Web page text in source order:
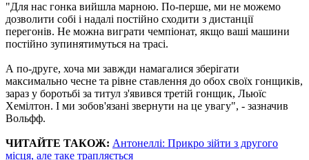
"Для нас гонка вийшла марною. По-перше, ми не можемо
дозволити собі і надалі постійно сходити з дистанції
перегонів. Не можна виграти чемпіонат, якщо ваші машини
постійно зупинятимуться на трасі.
А по-друге, хоча ми завжди намагалися зберігати
максимально чесне та рівне ставлення до обох своїх гонщиків,
зараз у боротьбі за титул з'явився третій гонщик, Льюїс
Хемілтон. І ми зобов'язані звернути на це увагу", - зазначив
Вольфф.
ЧИТАЙТЕ ТАКОЖ: Антонеллі: Прикро зійти з другого
місця, але таке трапляється